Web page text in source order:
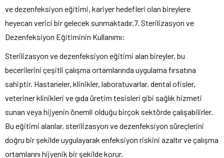
ve dezenfeksiyon eğitimi, kariyer hedefleri olan bireylere
heyecan verici bir gelecek sunmaktadır.7. Sterilizasyon ve
Dezenfeksiyon Eğitiminin Kullanımı:
Sterilizasyon ve dezenfeksiyon eğitimi alan bireyler, bu
becerilerini çeşitli çalışma ortamlarında uygulama fırsatına
sahiptir. Hastaneler, klinikler, laboratuvarlar, dental ofisler,
veteriner klinikleri ve gıda üretim tesisleri gibi sağlık hizmeti
sunan veya hijyenin önemli olduğu birçok sektörde çalışabilirler.
Bu eğitimi alanlar, sterilizasyon ve dezenfeksiyon süreçlerini
doğru bir şekilde uygulayarak enfeksiyon riskini azaltır ve çalışma
ortamlarını hijyenik bir şekilde korur.